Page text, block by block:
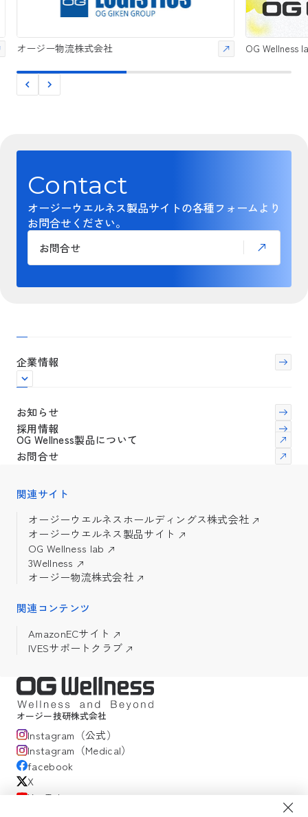
オージー物流株式会社 OG Wellness
Contact
オージーウエルネス製品サイトの各種フォームより
お問合せください。
お問合せ
オージー技研株式会社
Instagram（公式）
Instagram（Medical）
facebook
X
YouTube
企業情報
お知らせ
採用情報
OG Wellness製品について
お問合せ
関連サイト
オージーウエルネスホールディングス株式会社
オージーウエルネス製品サイト
OG Wellness lab
3Wellness
オージー物流株式会社
関連コンテンツ
AmazonECサイト
IVESサポートクラブ